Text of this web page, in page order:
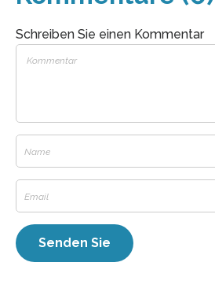
Schreiben Sie einen Kommentar